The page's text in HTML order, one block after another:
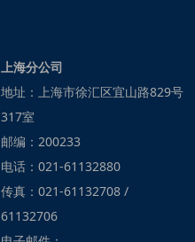
上海分公司
地址：上海市徐汇区宜山路829号
317室
邮编：200233
电话：021-61132880
传真：021-61132708 /
61132706